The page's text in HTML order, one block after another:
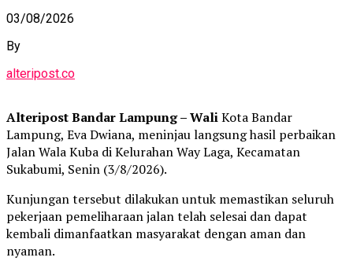
03/08/2026
By
alteripost.co
Alteripost Bandar Lampung – WaliKota Bandar
Lampung, Eva Dwiana, meninjau langsung hasil perbaikan
Jalan Wala Kuba di Kelurahan Way Laga, Kecamatan
Sukabumi, Senin (3/8/2026).
Kunjungan tersebut dilakukan untuk memastikan seluruh
pekerjaan pemeliharaan jalan telah selesai dan dapat
kembali dimanfaatkan masyarakat dengan aman dan
nyaman.